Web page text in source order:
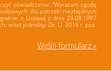
oświadczenie: "Wyrażam zgodę
dla potrzeb niezbędnych
z Ustawą z dnia 29.08.1997
tekst jednolity: Dz. U. 2016 r. poz.
Wyślij formularz »